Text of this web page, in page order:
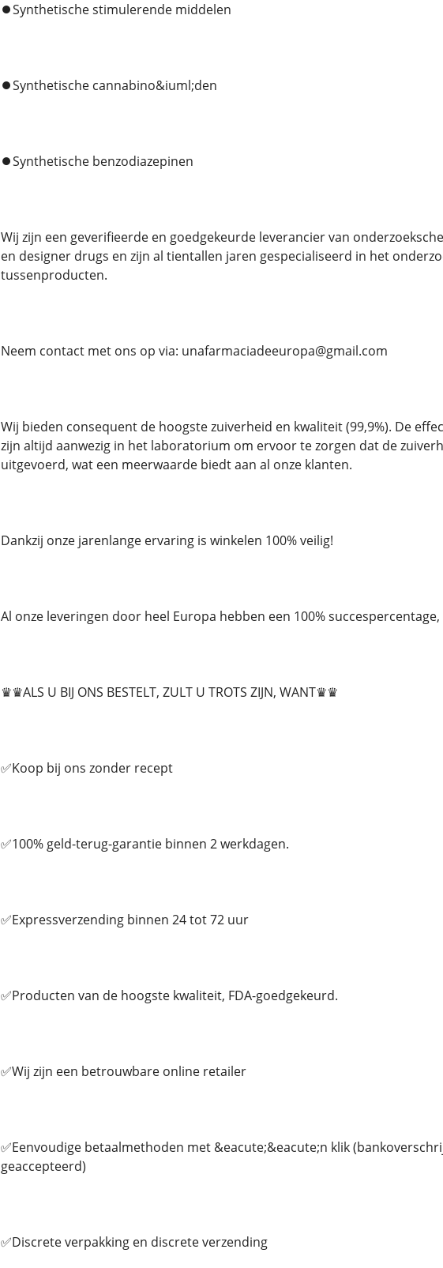
⏺️Synthetische stimulerende middelen
⏺️Synthetische cannabino&iuml;den
⏺️Synthetische benzodiazepinen
Wij zijn een geverifieerde en goedgekeurde leverancier van
en designer drugs en zijn al tientallen jaren gespecialiseerd in het
tussenproducten.
Neem contact met ons op via: unafarmaciadeeuropa@gmail.com
Wij bieden consequent de hoogste zuiverheid en kwaliteit (99,9%). De
zijn altijd aanwezig in het laboratorium om ervoor te zorgen dat de
uitgevoerd, wat een meerwaarde biedt aan al onze klanten.
Dankzij onze jarenlange ervaring is winkelen 100% veilig!
Al onze leveringen door heel Europa hebben een 100%
♛♛ALS U BIJ ONS BESTELT, ZULT U TROTS ZIJN, WANT♛♛
✅Koop bij ons zonder recept
✅100% geld-terug-garantie binnen 2 werkdagen.
✅Expressverzending binnen 24 tot 72 uur
✅Producten van de hoogste kwaliteit, FDA-goedgekeurd.
✅Wij zijn een betrouwbare online retailer
✅Eenvoudige betaalmethoden met &eacute;&eacute;n klik
geaccepteerd)
✅Discrete verpakking en discrete verzending